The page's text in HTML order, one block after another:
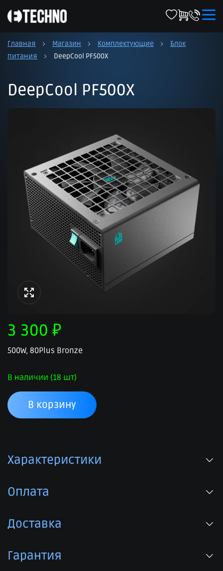
Главная Магазин Комплектующие
Блок
питания
DeepCool PF500X
DeepCool PF500X
3 300 ₽
500W, 80Plus Bronze
В наличии (18 шт)
В корзину
Характеристики
Оплата
Доставка
Гарантия